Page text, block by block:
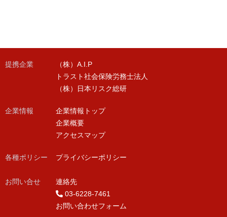
提携企業
（株）A.I.P
トラスト社会保険労務士法人
（株）日本リスク総研
企業情報
企業情報トップ
企業概要
アクセスマップ
各種ポリシー
お問い合せ
プライバシーポリシー
連絡先
03-6228-7461
お問い合わせフォーム